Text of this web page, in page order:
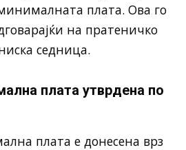
плата. Ова го
на пратеничко
седница.
плата утврдена по
плата е донесена врз